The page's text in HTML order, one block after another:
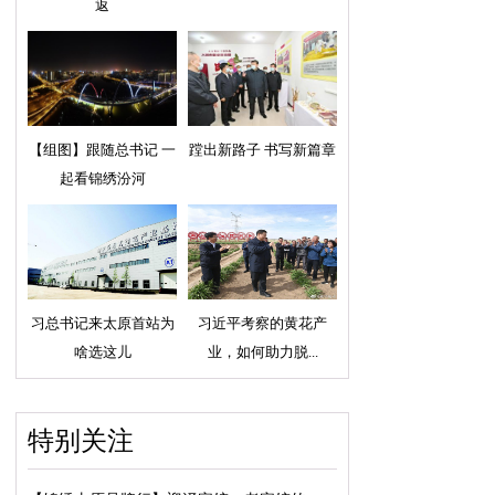
返
【组图】跟随总书记 一
起看锦绣汾河
蹚出新路子 书写新篇章
习总书记来太原首站为
啥选这儿
习近平考察的黄花产
业，如何助力脱...
特别关注